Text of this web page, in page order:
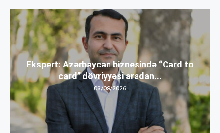
Ekspert: Azərbaycan biznesində “Card to
card” dövriyyəsi aradan...
03/08/2026